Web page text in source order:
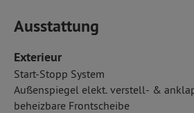
Ausstattung
Exterieur
Start-Stopp System
Außenspiegel elekt. verstell- &
beheizbare Frontscheibe